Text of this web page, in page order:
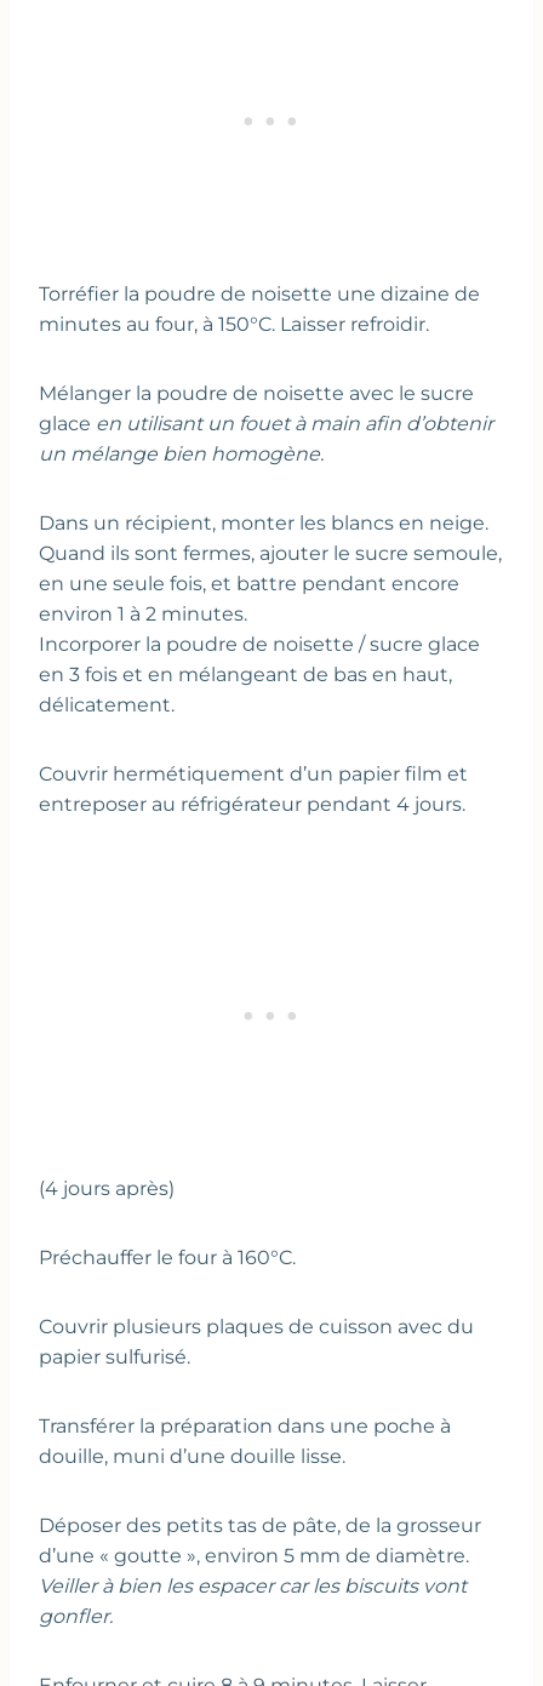
Torréfier la poudre de noisette une dizaine de
minutes au four, à 150°C. Laisser refroidir.
Mélanger la poudre de noisette avec le sucre
glace en utilisant un fouet à main afin d’obtenir
un mélange bien homogène.
Dans un récipient, monter les blancs en neige.
Quand ils sont fermes, ajouter le sucre semoule,
en une seule fois, et battre pendant encore
environ 1 à 2 minutes.
Incorporer la poudre de noisette / sucre glace
en 3 fois et en mélangeant de bas en haut,
délicatement.
Couvrir hermétiquement d’un papier film et
entreposer au réfrigérateur pendant 4 jours.
(4 jours après)
Préchauffer le four à 160°C.
Couvrir plusieurs plaques de cuisson avec du
papier sulfurisé.
Transférer la préparation dans une poche à
douille, muni d’une douille lisse.
Déposer des petits tas de pâte, de la grosseur
d’une « goutte », environ 5 mm de diamètre.
Veiller à bien les espacer car les biscuits vont
gonfler.